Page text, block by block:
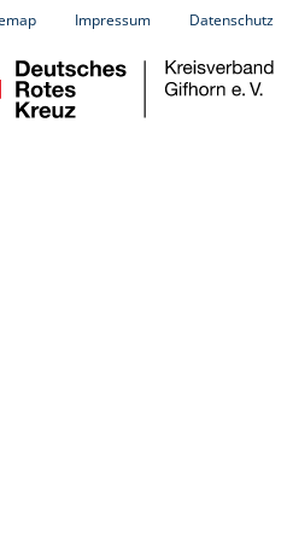
Impressum Datenschutz